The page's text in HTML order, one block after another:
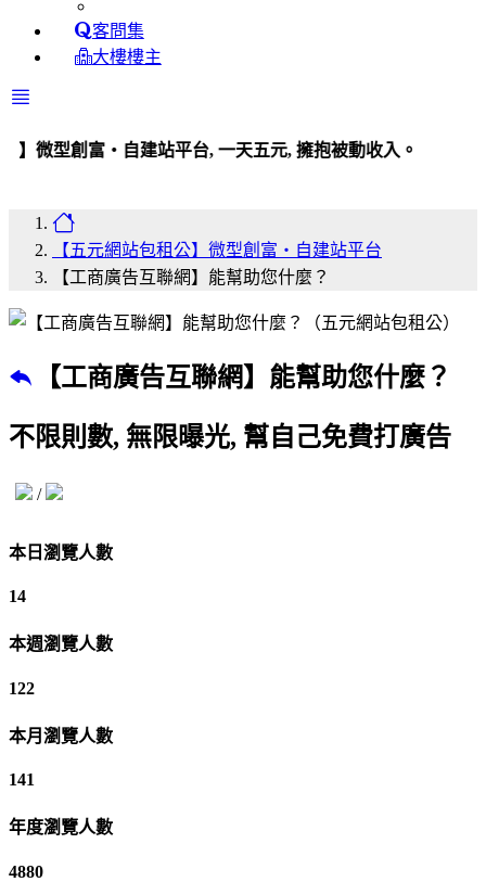
客問集
大樓樓主
・自建站平台, 一天五元, 擁抱被動收入。
【五元網站包租公】微型創富・自建站平台
【工商廣告互聯網】能幫助您什麼？
【工商廣告互聯網】能幫助您什麼？
不限則數, 無限曝光, 幫自己免費打廣告
/
本日瀏覽人數
14
本週瀏覽人數
122
本月瀏覽人數
141
年度瀏覽人數
4880